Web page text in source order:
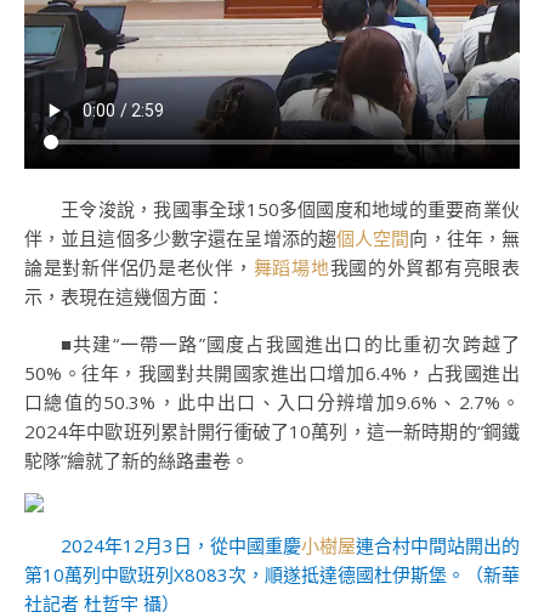
王令浚說，我國事全球150多個國度和地域的重要商業伙
伴，並且這個多少數字還在呈增添的趨個人空間向，往年，無
論是對新伴侶仍是老伙伴， 舞蹈場地我國的外貿都有亮眼表
示，表現在這幾個方面：
■共建“一帶一路”國度占我國進出口的比重初次跨越了
50%。往年，我國對共開國家進出口增加6.4%，占我國進出
口總值的50.3%，此中出口、入口分辨增加9.6%、2.7%。
2024年中歐班列累計開行衝破了10萬列，這一新時期的“鋼鐵
駝隊”繪就了新的絲路畫卷。
2024年12月3日，從中國重慶小樹屋連合村中間站開出的
第10萬列中歐班列X8083次，順遂抵達德國杜伊斯堡。（新華
社記者 杜哲宇 攝）